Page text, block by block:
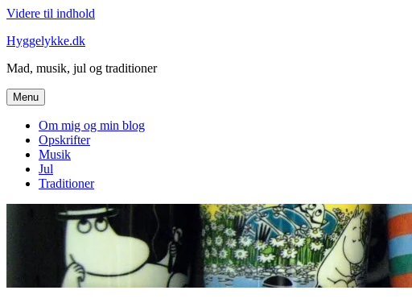
Videre til indhold
Hyggelykke.dk
Mad, musik, jul og traditioner
Menu
Om mig og min blog
Opskrifter
Musik
Jul
Traditioner